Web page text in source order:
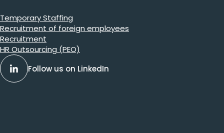
Temporary Staffing
Recruitment of foreign employees
Recruitment
HR Outsourcing (PEO)
Follow us on LinkedIn